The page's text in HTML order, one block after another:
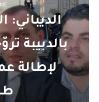
الديباني:
بالدبيبة
لإطالة